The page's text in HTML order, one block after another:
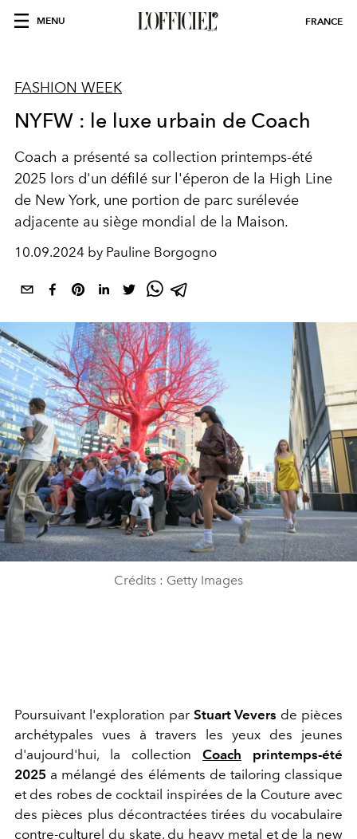
MENU FRANCE
FASHION WEEK
NYFW : le luxe urbain de Coach
Coach a présenté sa collection printemps-été
2025 lors d'un défilé sur l'éperon de la High Line
de New York, une portion de parc surélevée
adjacente au siège mondial de la Maison.
10.09.2024 by Pauline Borgogno
Crédits : Getty Images
Poursuivant l'exploration par Stuart Vevers de pièces
archétypales vues à travers les yeux des jeunes
d'aujourd'hui, la collection Coach printemps-été
2025 a mélangé des éléments de tailoring classique
et des robes de cocktail inspirées de la Couture avec
des pièces plus décontractées tirées du vocabulaire
contre-culturel du skate, du heavy metal et de la new